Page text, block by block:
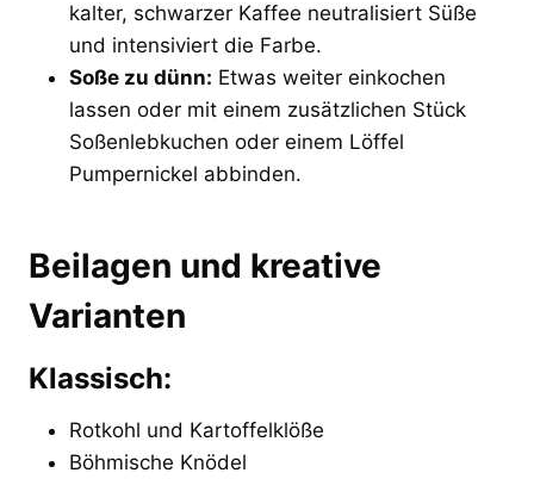
kalter, schwarzer Kaffee neutralisiert Süße
und intensiviert die Farbe.
Soße zu dünn: Etwas weiter einkochen
lassen oder mit einem zusätzlichen Stück
Soßenlebkuchen oder einem Löffel
Pumpernickel abbinden.
Beilagen und kreative
Varianten
Klassisch:
Rotkohl und Kartoffelklöße
Böhmische Knödel